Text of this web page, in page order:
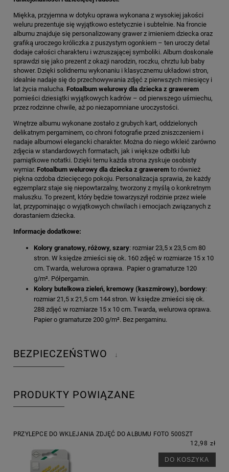
Miękka, przyjemna w dotyku oprawa wykonana z wysokiej jakości
weluru prezentuje się wyjątkowo estetycznie i subtelnie. Na froncie
albumu znajduje się personalizowany grawer z imieniem dziecka oraz
grafiką uroczego króliczka z puszystym ogonkiem – ten uroczy detal
dodaje całości charakteru i wzruszającej symboliki. Album doskonale
sprawdzi się jako prezent z okazji narodzin, roczku, chrztu lub baby
shower. Dzięki solidnemu wykonaniu i klasycznemu układowi stron,
idealnie nadaje się do przechowywania zdjęć z pierwszych miesięcy i
lat życia malucha. Fotoalbum welurowy dla dziecka z grawerem
pomieści dziesiątki wyjątkowych kadrów – od pierwszego uśmiechu,
przez rodzinne chwile, aż po niezapomniane uroczystości.
Wnętrze albumu wykonane zostało z grubych kart, oddzielonych
delikatnym pergaminem, co chroni fotografie przed zniszczeniem i
nadaje albumowi elegancki charakter. Można do niego wkleić zarówno
zdjęcia w standardowych formatach, jak i większe odbitki lub
pamiątkowe notatki. Dzięki temu każda strona zyskuje osobisty
wymiar. Fotoalbum welurowy dla dziecka z grawerem to również
piękna ozdoba dziecięcego pokoju. Personalizacja sprawia, że każdy
egzemplarz staje się niepowtarzalny, tworzony z myślą o konkretnym
maluszku. To prezent, który będzie towarzyszył rodzinie przez wiele
lat, przypominając o wyjątkowych chwilach i emocjach związanych z
dorastaniem dziecka.
Informacje dodatkowe:
Kolory granatowy, różowy, szary: rozmiar 23,5 x 23,5 cm 80
stron. W księdze zmieści się ok. 160 zdjęć w rozmiarze 15 x 10
cm. Twarda, welurowa oprawa. Papier o gramaturze 120
g/m². Półpergamin.
Kolory butelkowa zieleń, kremowy (kaszmirowy), bordowy:
rozmiar 21,5 x 21,5 cm 144 stron. W księdze zmieści się ok.
288 zdjęć w rozmiarze 15 x 10 cm. Twarda, welurowa oprawa.
Papier o gramaturze 200 g/m². Bez pergaminu.
BEZPIECZEŃSTWO ↓
PRODUKTY POWIĄZANE
PRZYLEPCE DO WKLEJANIA ZDJĘĆ DO ALBUMU FOTO 500SZT
12,98 zł
DO KOSZYKA